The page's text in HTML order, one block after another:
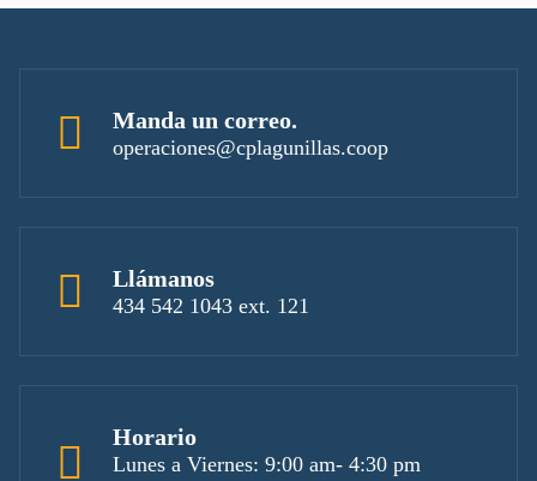
Manda un correo.
operaciones@cplagunillas.coop
Llámanos
434 542 1043 ext. 121
Horario
Lunes a Viernes: 9:00 am- 4:30 pm